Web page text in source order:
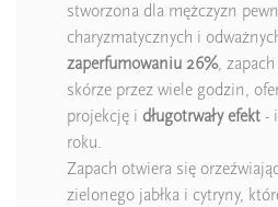
stworzona dla mężczyzn
charyzmatycznych i
zaperfumowaniu 26%,
skórze przez wiele godzin,
projekcję i długotrwały efekt -
roku.
Zapach otwiera się
zielonego jabłka i cytryny,